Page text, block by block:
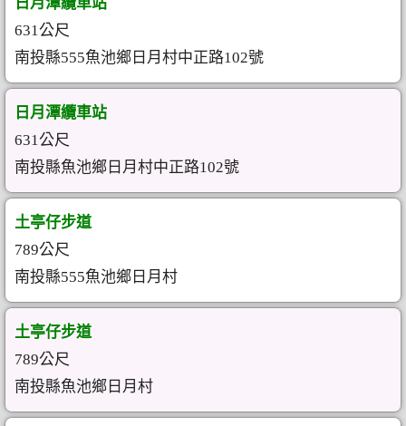
631公尺
南投縣555魚池鄉日月村中正路102號
日月潭纜車站
631公尺
南投縣魚池鄉日月村中正路102號
土亭仔步道
789公尺
南投縣555魚池鄉日月村
土亭仔步道
789公尺
南投縣魚池鄉日月村